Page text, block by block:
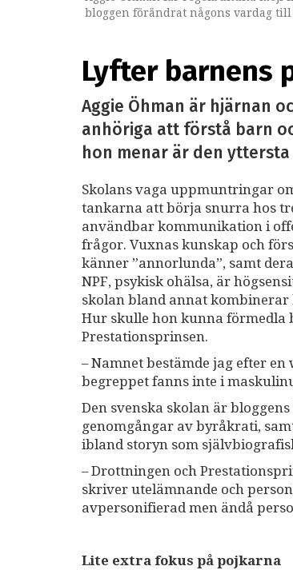
bloggen förändrat någons vardag till
rätt till särskilt stöd. Övriga
Lyfter barnens
Aggie Öhman är hjärnan
anhöriga att förstå barn
hon menar är den
Skolans vaga uppmuntringar
tankarna att börja snurra hos
användbar kommunikation i
frågor. Vuxnas kunskap och
känner ”annorlunda”, samt
NPF, psykisk ohälsa, är
skolan bland annat
Hur skulle hon kunna förmedla
Prestationsprinsen.
– Namnet bestämde jag efter
begreppet fanns inte i
Den svenska skolan är
genomgångar av byråkrati,
ibland storyn som
– Drottningen och
skriver utelämnande och
avpersonifierad men ändå
Lite extra fokus på pojkarna